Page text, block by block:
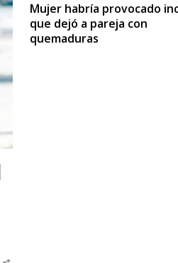
Mujer habría provocado
que dejó a pareja con
quemaduras